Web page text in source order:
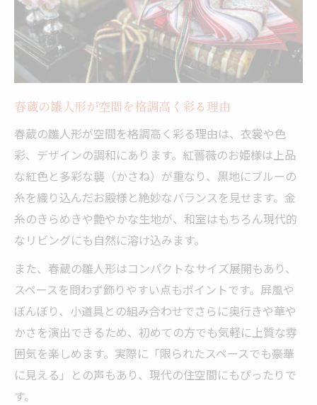
春蔵の雛人形が空間を格調高く彩る理由
春蔵の雛人形が空間を格調高く彩る理由は、衣裳や色
彩、デザインの調和にあります。紅薔薇のお姫様は上品
な紅色と多彩な襲（かさね）が重なり、黒地にブルーの
糸を織り込んだお殿様と絶妙なバランスを見せます。金
糸のきらめきや艶やかな生地が、和室はもちろん現代的
なリビングにも自然に溶け込みます。
また、春蔵の雛人形はコンパクトなサイズ展開もあり、
スペースを問わず飾りやすい点もポイントです。屏風や
ぼんぼり、小道具との組み合わせでさらに奥行きや華や
かさを演出できるため、初めての方でも気軽に上質な雰
囲気を楽しめます。実際に「限られたスペースでも豪華
に見える」との声もあり、現代の住空間にもぴったりで
す。